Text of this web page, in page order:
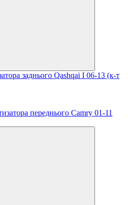
заднього Qashqai I 06-13 (к-т